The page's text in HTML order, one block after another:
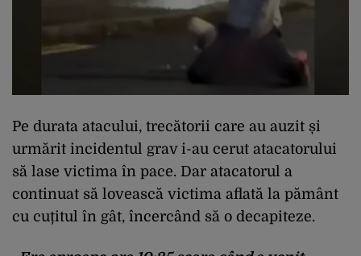
Pe durata atacului, trecătorii care au auzit și
urmărit incidentul grav i-au cerut atacatorului
să lase victima în pace. Dar atacatorul a
continuat să lovească victima aflată la pământ
cu cuțitul în gât, încercând să o decapiteze.